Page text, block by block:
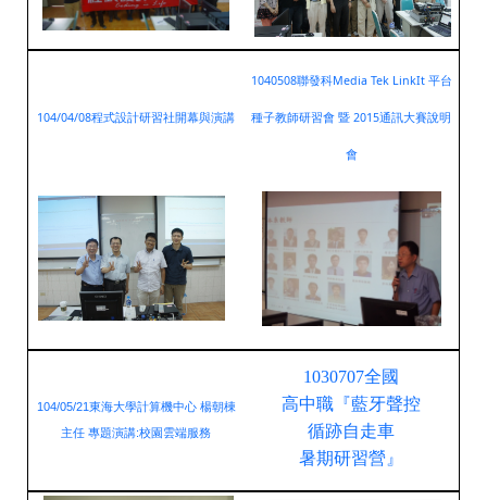
104/04/08程式設計研習社開幕與演講
1040508聯發科Media Tek LinkIt 平台
種子教師研習會 暨 2015通訊大賽說明
會
104/05/21東海大學計算機中心 楊朝棟
主任 專題演講:校園雲端服務
1030707全國
高中職『藍牙聲控
循跡自走車
暑期研習營』